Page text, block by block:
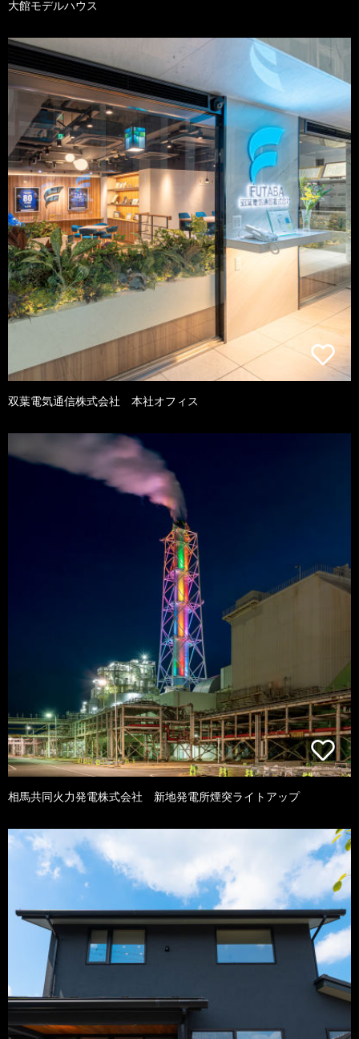
大館モデルハウス
双葉電気通信株式会社 本社オフィス
相馬共同火力発電株式会社 新地発電所煙突ライトアップ